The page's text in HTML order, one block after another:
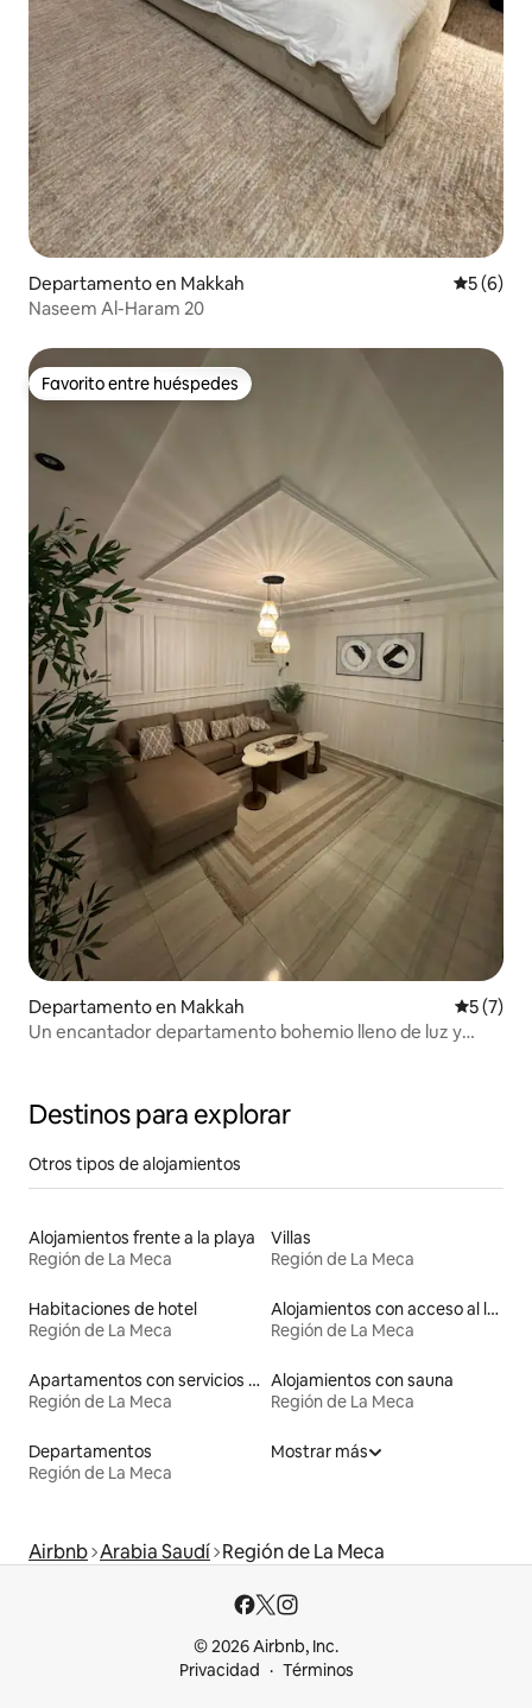
Departamento en Makkah
5 (6)
Naseem Al-Haram 20
Favorito entre huéspedes
Favorito entre huéspedes
Departamento en Makkah
5 (7)
Un encantador departamento bohemio lleno de luz y
Destinos para explorar
Otros tipos de alojamientos
Alojamientos frente a la playa
Región de La Meca
Villas
Región de La Meca
Habitaciones de hotel
Región de La Meca
Alojamientos con acceso al lago
Región de La Meca
Apartamentos con servicios incluidos vacacionales
Región de La Meca
Alojamientos con sauna
Región de La Meca
Departamentos
Región de La Meca
Mostrar más
Airbnb Arabia Saudí Región de La Meca
© 2026 Airbnb, Inc.
Privacidad
Términos